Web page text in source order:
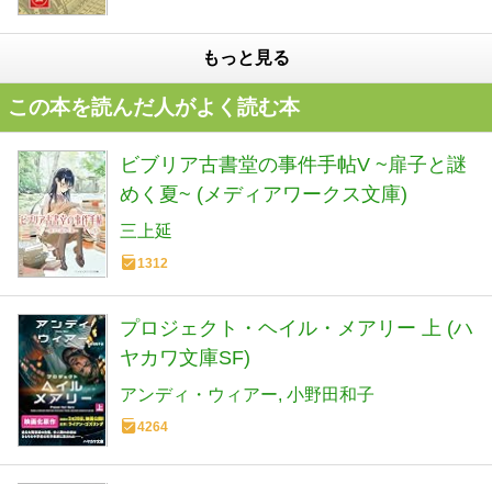
もっと見る
この本を読んだ人がよく読む本
ビブリア古書堂の事件手帖V ~扉子と謎
めく夏~ (メディアワークス文庫)
三上延
1312
プロジェクト・ヘイル・メアリー 上 (ハ
ヤカワ文庫SF)
アンディ・ウィアー 小野田和子
4264